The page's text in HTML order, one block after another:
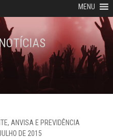
MENU
ANVISA E PREVIDÊNCIA
DE 2015